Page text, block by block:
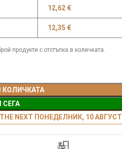
12,62 €
12,35 €
продукти с отстъпка в количката.
КОЛИЧКАТА
СЕГА
NEXT ПОНЕДЕЛНИК, 10 АВГУСТ